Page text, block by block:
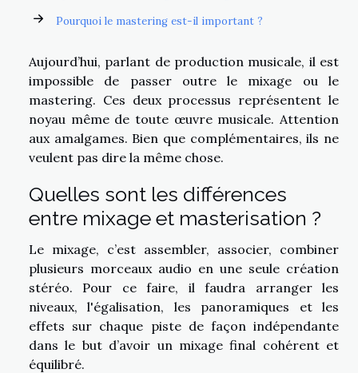
Pourquoi le mastering est-il important ?
Aujourd’hui, parlant de production musicale, il est
impossible de passer outre le mixage ou le
mastering. Ces deux processus représentent le
noyau même de toute œuvre musicale. Attention
aux amalgames. Bien que complémentaires, ils ne
veulent pas dire la même chose.
Quelles sont les différences
entre mixage et masterisation ?
Le mixage, c’est assembler, associer, combiner
plusieurs morceaux audio en une seule création
stéréo. Pour ce faire, il faudra arranger les
niveaux, l'égalisation, les panoramiques et les
effets sur chaque piste de façon indépendante
dans le but d’avoir un mixage final cohérent et
équilibré.